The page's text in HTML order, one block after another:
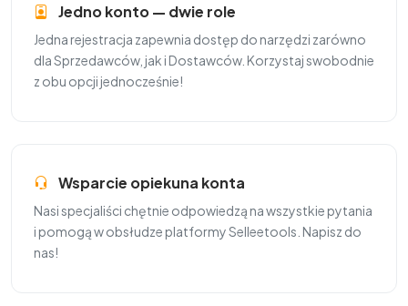
Jedno konto — dwie role
Jedna rejestracja zapewnia dostęp do narzędzi zarówno
dla Sprzedawców, jak i Dostawców. Korzystaj swobodnie
z obu opcji jednocześnie!
Wsparcie opiekuna konta
Nasi specjaliści chętnie odpowiedzą na wszystkie pytania
i pomogą w obsłudze platformy Selleetools. Napisz do
nas!